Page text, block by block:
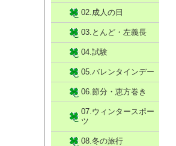
02.成人の日
03.とんど・左義長
04.試験
05.バレンタインデー
06.節分・恵方巻き
07.ウィンタースポー
ツ
08.冬の旅行